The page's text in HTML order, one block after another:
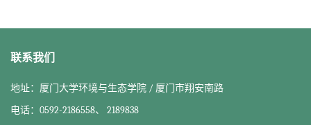
联系我们
地址：厦门大学环境与生态学院 / 厦门市翔安南路
电话：0592-2186558、 2189838